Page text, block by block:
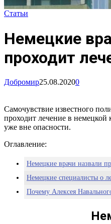
Статьи
Немецкие
проходит
Добромир25.08.20200
Самочувствие известного
проходит лечение в немецкой
уже вне опасности.
Оглавление:
Немецкие врачи назвали
Немецкие специалисты о
Почему Алексея